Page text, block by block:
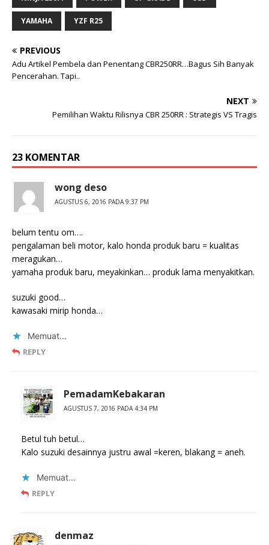
YAMAHA YZF R25
PREVIOUS
Adu Artikel Pembela dan Penentang CBR250RR…Bagus Sih Banyak
Pencerahan. Tapi..
NEXT
Pemilihan Waktu Rilisnya CBR 250RR : Strategis VS Tragis
23 KOMENTAR
wong deso
AGUSTUS 6, 2016 PADA 9:37 PM
belum tentu om….
pengalaman beli motor, kalo honda produk baru = kualitas
meragukan…
yamaha produk baru, meyakinkan… produk lama menyakitkan.
suzuki good…
kawasaki mirip honda…
Memuat...
REPLY
PemadamKebakaran
AGUSTUS 7, 2016 PADA 4:34 PM
Betul tuh betul…
Kalo suzuki desainnya justru awal =keren, blakang = aneh.
Memuat...
REPLY
denmaz